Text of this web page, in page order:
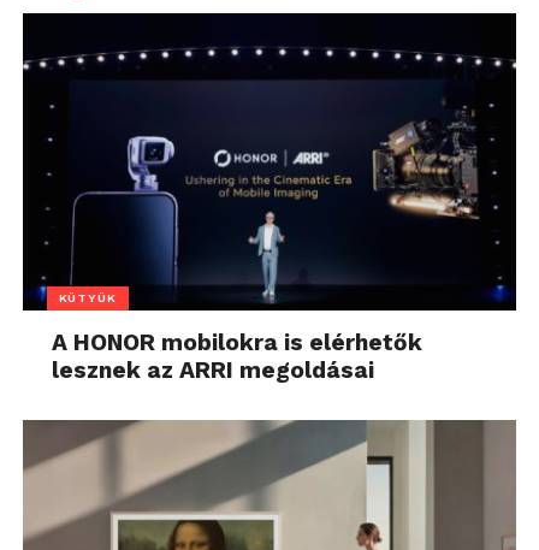
KÜTYÜK
A HONOR mobilokra is elérhetők
lesznek az ARRI megoldásai